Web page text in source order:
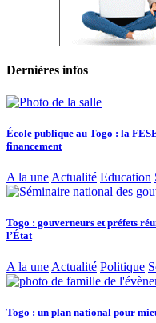
Dernières infos
École publique au Togo : la
financement
A la une Actualité Education
Togo : gouverneurs et préfets
l’État
A la une Actualité Politique
Togo : un plan national pour